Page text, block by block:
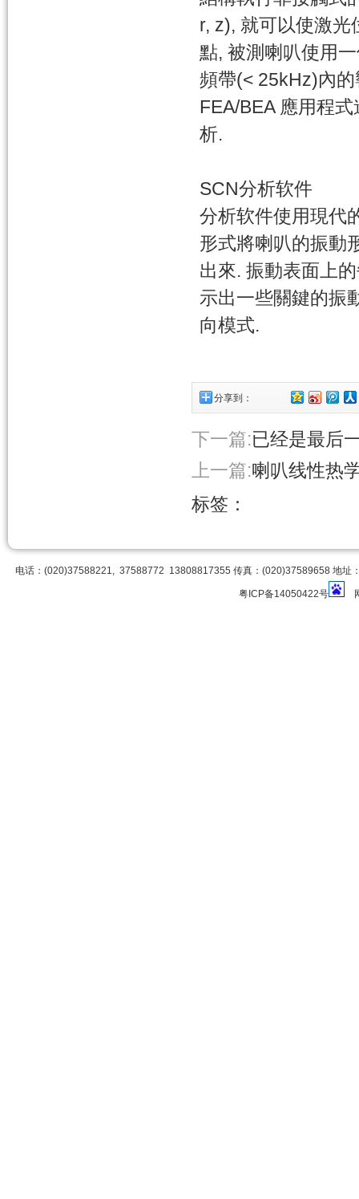
r, z), 就可以使激
點, 被測喇叭使用
頻帶(< 25kHz)內
FEA/BEA 應用程
析.
SCN分析软件
分析软件使用現代
形式將喇叭的振動
出來. 振動表面上
示出一些關鍵的振
向模式.
分享到：
下一篇:已经是最后
上一篇:喇叭线性热
标签：
电话：(020)37588221, 37588772 13808817355 传真：(020)37589658 地址
粤ICP备14050422号